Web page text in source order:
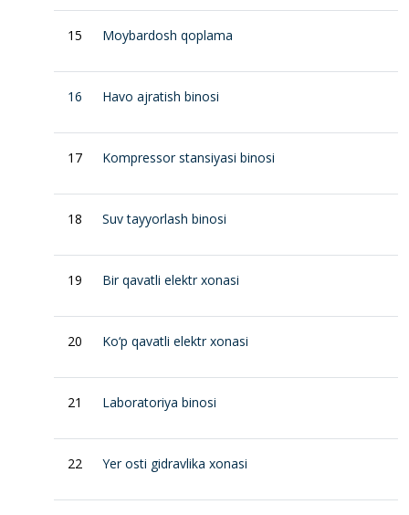
15 Moybardosh qoplama
16 Havo ajratish binosi
17 Kompressor stansiyasi binosi
18 Suv tayyorlash binosi
19 Bir qavatli elektr xonasi
20 Ko‘p qavatli elektr xonasi
21 Laboratoriya binosi
22 Yer osti gidravlika xonasi